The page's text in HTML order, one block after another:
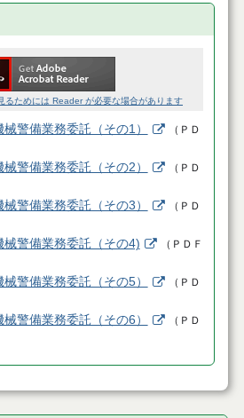
るためには Reader が必要な場合があります
警備業務委託（その1） （ ＰＤ
警備業務委託（その2） （ ＰＤ
警備業務委託（その3） （ ＰＤ
警備業務委託（その4) （ ＰＤＦ
警備業務委託（その5） （ ＰＤ
警備業務委託（その6） （ ＰＤ